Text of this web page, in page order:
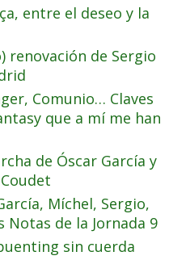
entre el deseo y la
renovación de Sergio
Comunio… Claves
que a mí me han
de Óscar García y
Míchel, Sergio,
Notas de la Jornada 9
sin cuerda